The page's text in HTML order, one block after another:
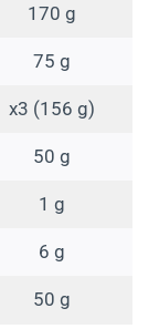
170 g
75 g
x3 (156 g)
50 g
1 g
6 g
50 g